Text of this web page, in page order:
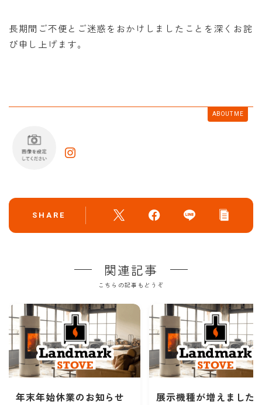
長期間ご不便とご迷惑をおかけしましたことを深くお詫
び申し上げます。
ABOUT ME
SHARE
関連記事
こちらの記事もどうぞ
年末年始休業のお知らせ 展示機種が増えました